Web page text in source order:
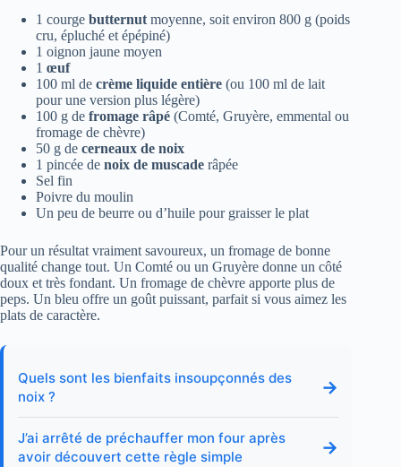
1 courge butternut moyenne, soit environ 800 g (poids
cru, épluché et épépiné)
1 oignon jaune moyen
1 œuf
100 ml de crème liquide entière (ou 100 ml de lait
pour une version plus légère)
100 g de fromage râpé (Comté, Gruyère, emmental ou
fromage de chèvre)
50 g de cerneaux de noix
1 pincée de noix de muscade râpée
Sel fin
Poivre du moulin
Un peu de beurre ou d’huile pour graisser le plat
Pour un résultat vraiment savoureux, un fromage de bonne
qualité change tout. Un Comté ou un Gruyère donne un côté
doux et très fondant. Un fromage de chèvre apporte plus de
peps. Un bleu offre un goût puissant, parfait si vous aimez les
plats de caractère.
Quels sont les bienfaits insoupçonnés des
noix ?
→
J’ai arrêté de préchauffer mon four après
avoir découvert cette règle simple
→